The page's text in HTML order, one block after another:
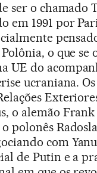
ser o chamado
em 1991 por
o que se
UE do
ucraniana.
o alemão
polonês
com
de Putin e a